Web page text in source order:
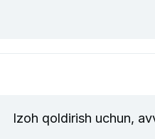
Izoh qoldirish uchun,